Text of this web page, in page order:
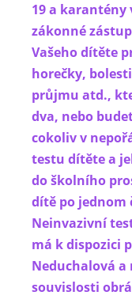
19 a karantény
zákonné
Vašeho dítěte
horečky,
průjmu atd.,
dva, nebo
cokoliv v
testu dítěte a
do školního
dítě po jednom
Neinvazivní
má k dispozici
Neduchalová a
souvislosti